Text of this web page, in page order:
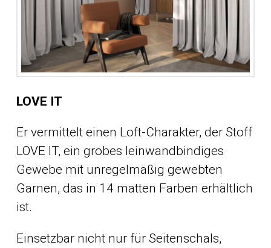
LOVE IT
Er vermittelt einen Loft-Charakter, der Stoff
LOVE IT, ein grobes leinwandbindiges
Gewebe mit unregelmäßig gewebten
Garnen, das in 14 matten Farben erhältlich
ist.
Einsetzbar nicht nur für Seitenschals,